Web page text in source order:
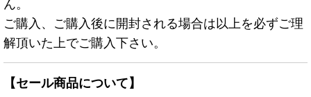
ん。
ご購入、ご購入後に開封される場合は以上を必ずご理
解頂いた上でご購入下さい。
【セール商品について】